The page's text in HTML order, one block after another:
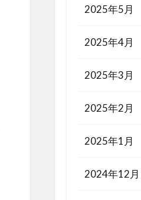
2025年5月
2025年4月
2025年3月
2025年2月
2025年1月
2024年12月